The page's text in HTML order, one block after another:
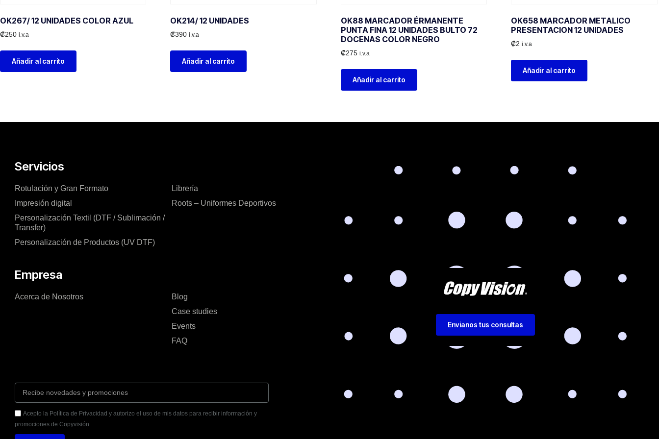
OK267/ 12 UNIDADES COLOR AZUL
₡250 i.v.a
Añadir al carrito
OK214/ 12 UNIDADES
₡390 i.v.a
Añadir al carrito
OK88 MARCADOR ÉRMANENTE
PUNTA FINA 12 UNIDADES BULTO 72
DOCENAS COLOR NEGRO
₡275 i.v.a
Añadir al carrito
OK658 MARCADOR METALICO
PRESENTACION 12 UNIDADES
₡2 i.v.a
Añadir al carrito
Servicios
Rotulación y Gran Formato
Impresión digital
Personalización Textil (DTF / Sublimación /
Transfer)
Personalización de Productos (UV DTF)
Librería
Roots – Uniformes Deportivos
Empresa
Acerca de Nosotros
Blog
Case studies
Events
FAQ
Acepto la Política de Privacidad y autorizo el uso de mis datos para recibir información y
promociones de Copyvisión.
Envianos tus consultas